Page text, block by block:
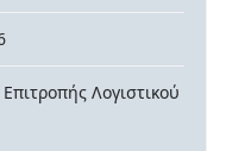
Λογιστικού